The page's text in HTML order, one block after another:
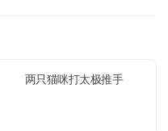
两只猫咪打太极推手